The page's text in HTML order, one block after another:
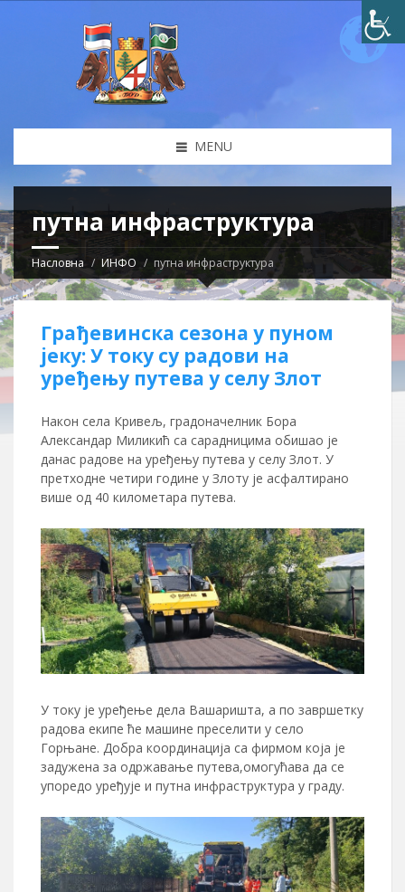
MENU
путна инфраструктура
Насловна ИНФО путна инфраструктура
Грађевинска сезона у пуном
јеку: У току су радови на
уређењу путева у селу Злот
Након села Кривељ, градоначелник Бора
Александар Миликић са сарадницима обишао је
данас радове на уређењу путева у селу Злот. У
претходне четири године у Злоту је асфалтирано
више од 40 километара путева.
У току је уређење дела Вашаришта, а по завршетку
радова екипе ће машине преселити у село
Горњане. Добра координација са фирмом која је
задужена за одржавање путева,омогућава да се
упоредо уређује и путна инфраструктура у граду.